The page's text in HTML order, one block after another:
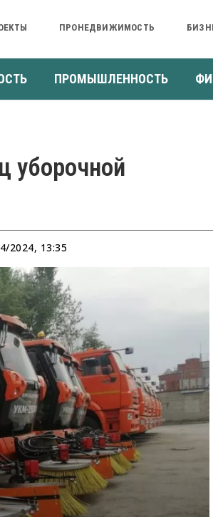
ПРОНЕДВИЖИМОСТЬ
ПРОМЫШЛЕННОСТЬ
уборочной
2024, 13:35